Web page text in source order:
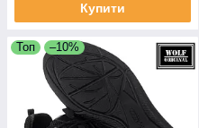
Купити
Топ –10%